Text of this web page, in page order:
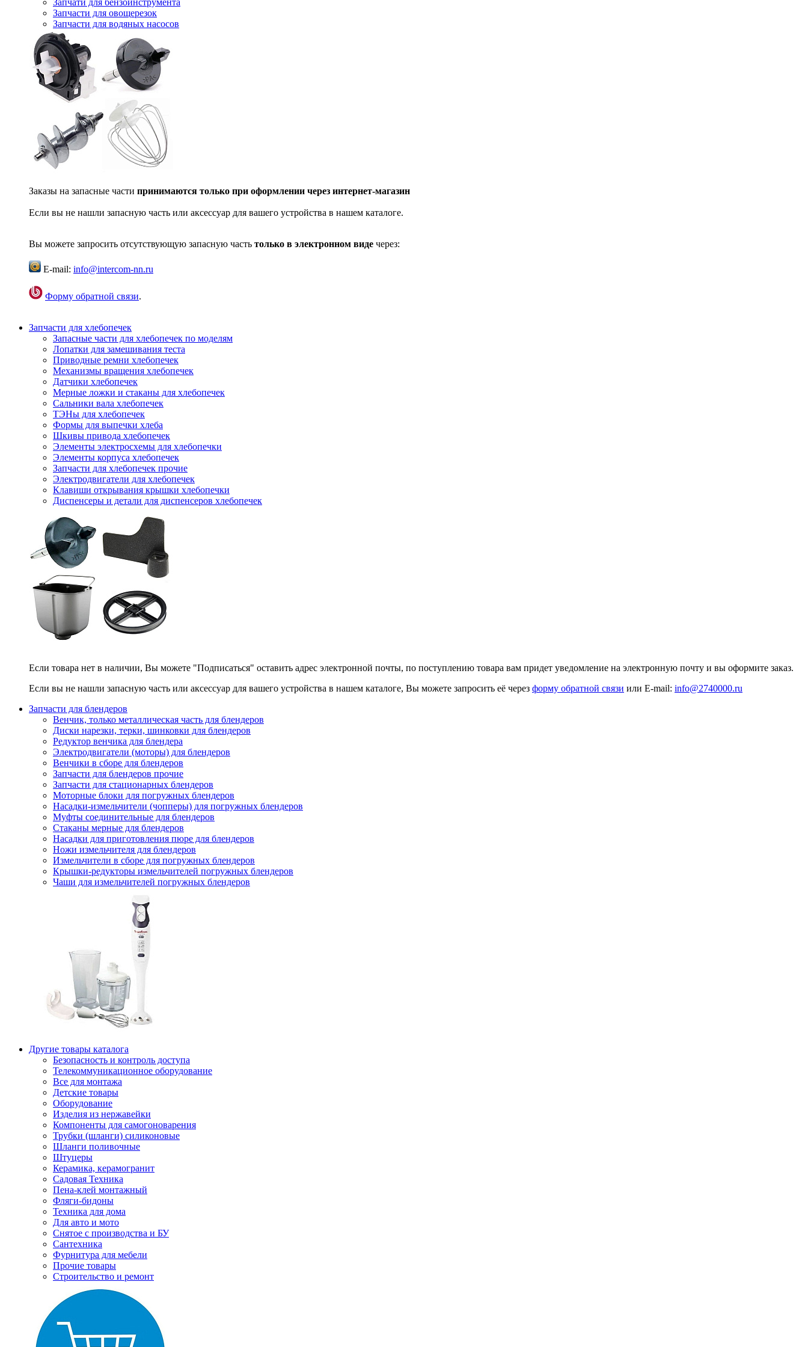
Запчати для бензоинструмента
Запчасти для овощерезок
Запчасти для водяных насосов
Заказы на запасные части принимаются только при оформлении через интернет-магазин
Если вы не нашли запасную часть или аксессуар для вашего устройства в нашем каталоге.
Вы можете запросить отсутствующую запасную часть только в электронном виде через:
E-mail: info@intercom-nn.ru
Форму обратной связи.
Запчасти для хлебопечек
Запасные части для хлебопечек по моделям
Лопатки для замешивания теста
Приводные ремни хлебопечек
Механизмы вращения хлебопечек
Датчики хлебопечек
Мерные ложки и стаканы для хлебопечек
Сальники вала хлебопечек
ТЭНы для хлебопечек
Формы для выпечки хлеба
Шкивы привода хлебопечек
Элементы электросхемы для хлебопечки
Элементы корпуса хлебопечек
Запчасти для хлебопечек прочие
Электродвигатели для хлебопечек
Клавиши открывания крышки хлебопечки
Диспенсеры и детали для диспенсеров хлебопечек
Если товара нет в наличии, Вы можете "Подписаться" оставить адрес электронной почты, по поступлению товара вам придет уведомление на электронную почту и вы оформите заказ.
Если вы не нашли запасную часть или аксессуар для вашего устройства в нашем каталоге, Вы можете запросить её через форму обратной связи или E-mail: info@2740000.ru
Запчасти для блендеров
Венчик, только металлическая часть для блендеров
Диски нарезки, терки, шинковки для блендеров
Редуктор венчика для блендера
Электродвигатели (моторы) для блендеров
Венчики в сборе для блендеров
Запчасти для блендеров прочие
Запчасти для стационарных блендеров
Моторные блоки для погружных блендеров
Насадки-измельчители (чопперы) для погружных блендеров
Муфты соединительные для блендеров
Стаканы мерные для блендеров
Насадки для приготовления пюре для блендеров
Ножи измельчителя для блендеров
Измельчители в сборе для погружных блендеров
Крышки-редукторы измельчителей погружных блендеров
Чаши для измельчителей погружных блендеров
Другие товары каталога
Безопасность и контроль доступа
Телекоммуникационное оборудование
Все для монтажа
Детские товары
Оборудование
Изделия из нержавейки
Компоненты для самогоноварения
Трубки (шланги) силиконовые
Шланги поливочные
Штуцеры
Керамика, керамогранит
Садовая Техника
Пена-клей монтажный
Фляги-бидоны
Техника для дома
Для авто и мото
Снятое с производства и БУ
Сантехника
Фурнитура для мебели
Прочие товары
Строительство и ремонт